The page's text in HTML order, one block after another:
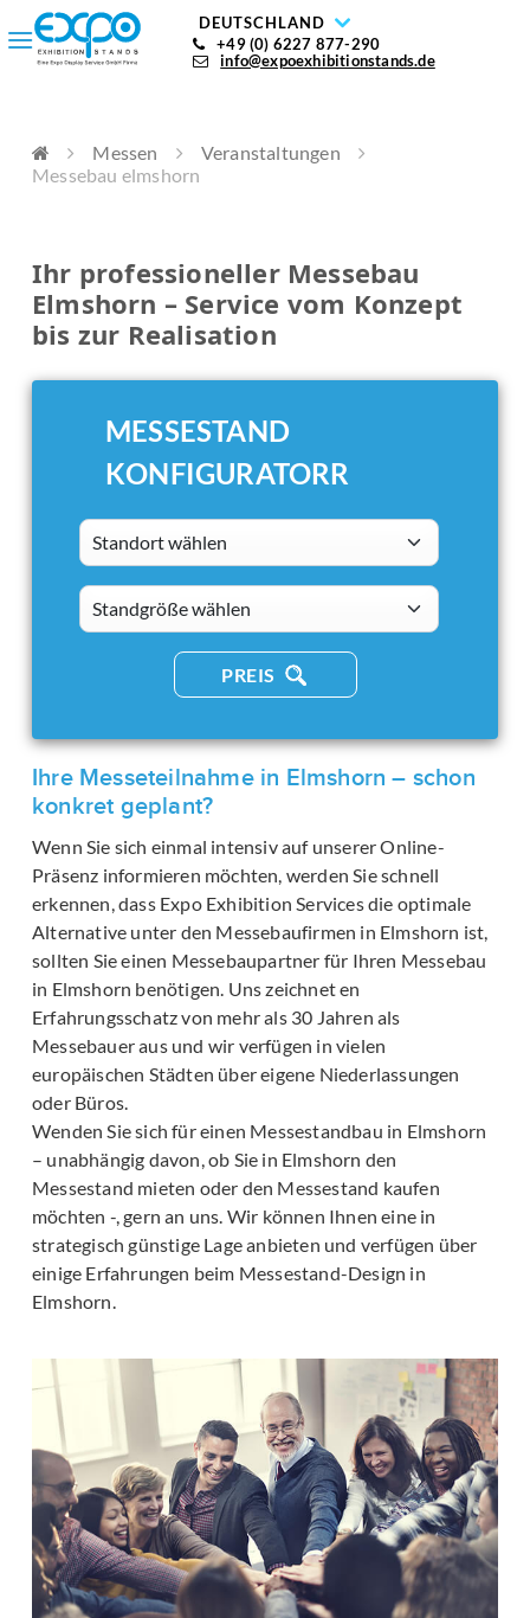
DEUTSCHLAND
+49 (0) 6227 877-290
info@expoexhibitionstands.de
Messen
Veranstaltungen
Messebau elmshorn
Ihr professioneller Messebau
Elmshorn – Service vom Konzept
bis zur Realisation
MESSESTAND
KONFIGURATORR
Standort wählen
standsizes
PREIS
Ihre Messeteilnahme in Elmshorn – schon
konkret geplant?
Wenn Sie sich einmal intensiv auf unserer Online-
Präsenz informieren möchten, werden Sie schnell
erkennen, dass Expo Exhibition Services die optimale
Alternative unter den Messebaufirmen in Elmshorn ist,
sollten Sie einen Messebaupartner für Ihren Messebau
in Elmshorn benötigen. Uns zeichnet en
Erfahrungsschatz von mehr als 30 Jahren als
Messebauer aus und wir verfügen in vielen
europäischen Städten über eigene Niederlassungen
oder Büros.
Wenden Sie sich für einen Messestandbau in Elmshorn
– unabhängig davon, ob Sie in Elmshorn den
Messestand mieten oder den Messestand kaufen
möchten -, gern an uns. Wir können Ihnen eine in
strategisch günstige Lage anbieten und verfügen über
einige Erfahrungen beim Messestand-Design in
Elmshorn.